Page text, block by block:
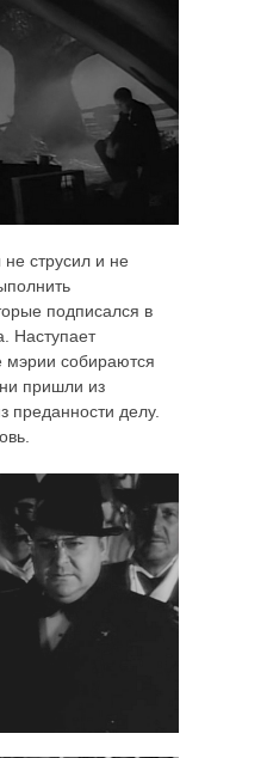
не струсил и не
подписался в
Наступает
мэрии собираются
пришли из
преданности делу.